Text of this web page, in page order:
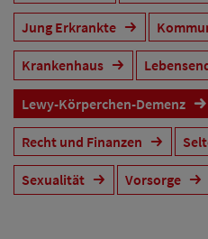
Jung Erkrankte
Krankenhaus
Lewy-Körperchen-Demenz
Recht und Finanzen
Sexualität Vorsorge